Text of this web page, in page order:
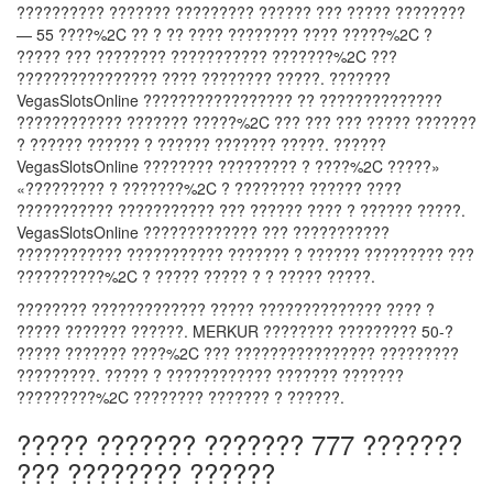
?????????? ??????? ????????? ?????? ??? ????? ????????
— 55 ????%2C ?? ? ?? ???? ???????? ???? ?????%2C ?
????? ??? ???????? ??????????? ???????%2C ???
???????????????? ???? ???????? ?????. ???????
VegasSlotsOnline ????????????????? ?? ??????????????
???????????? ??????? ?????%2C ??? ??? ??? ????? ???????
? ?????? ?????? ? ?????? ??????? ?????. ??????
VegasSlotsOnline ???????? ????????? ? ????%2C ?????»
«????????? ? ???????%2C ? ???????? ?????? ????
??????????? ??????????? ??? ?????? ???? ? ?????? ?????.
VegasSlotsOnline ????????????? ??? ???????????
???????????? ??????????? ??????? ? ?????? ????????? ???
??????????%2C ? ????? ????? ? ? ????? ?????.
???????? ????????????? ????? ?????????????? ???? ?
????? ??????? ??????. MERKUR ???????? ????????? 50-?
????? ??????? ????%2C ??? ???????????????? ?????????
?????????. ????? ? ???????????? ??????? ???????
?????????%2C ???????? ??????? ? ??????.
????? ??????? ??????? 777 ???????
??? ???????? ??????